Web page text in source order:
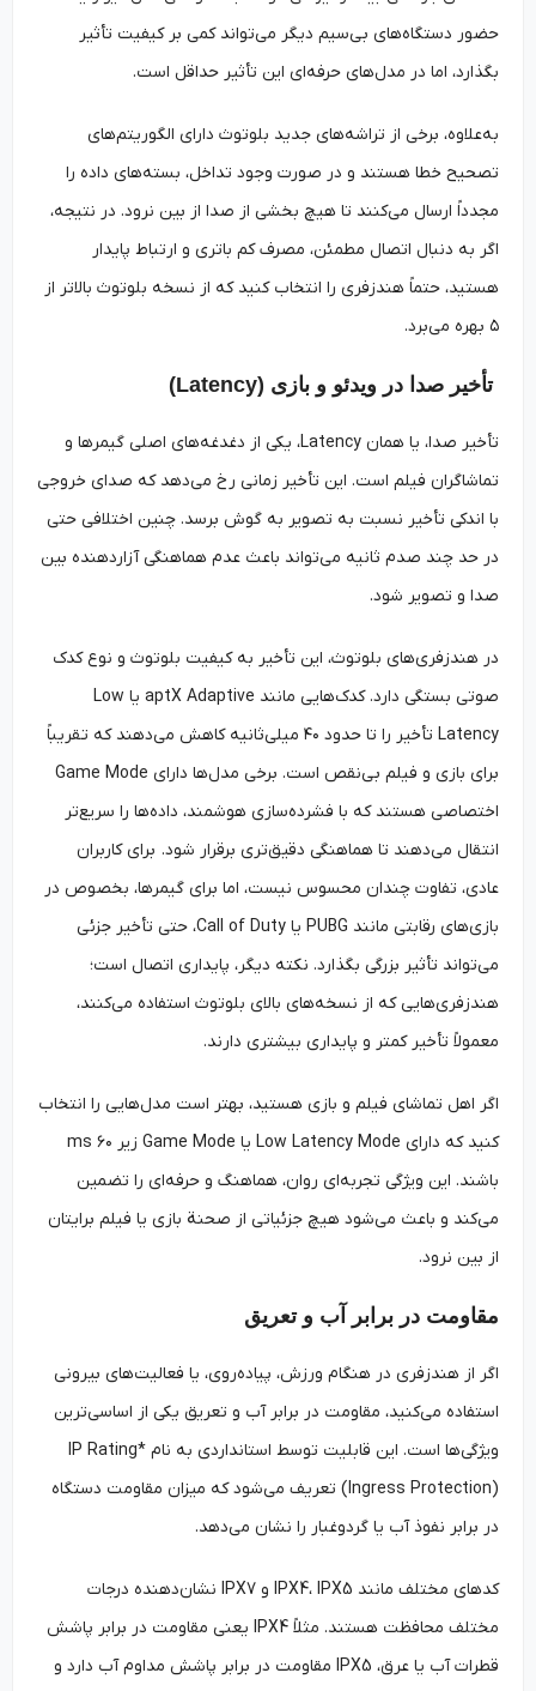
حضور دستگاه‌های بی‌سیم دیگر می‌تواند کمی بر کیفیت تأثیر
بگذارد، اما در مدل‌های حرفه‌ای این تأثیر حداقل است.
به‌علاوه، برخی از تراشه‌های جدید بلوتوث دارای الگوریتم‌های
تصحیح خطا هستند و در صورت وجود تداخل، بسته‌های داده را
مجدداً ارسال می‌کنند تا هیچ بخشی از صدا از بین نرود. در نتیجه،
اگر به دنبال اتصال مطمئن، مصرف کم باتری و ارتباط پایدار
هستید، حتماً هندزفری‌ را انتخاب کنید که از نسخه‌ بلوتوث بالاتر از
تأخیر صدا در ویدئو و بازی (Latency)
تأخیر صدا، یا همان Latency، یکی از دغدغه‌های اصلی گیمرها و
تماشاگران فیلم است. این تأخیر زمانی رخ می‌دهد که صدای خروجی
با اندکی تأخیر نسبت به تصویر به گوش برسد. چنین اختلافی حتی
در حد چند صدم ثانیه می‌تواند باعث عدم هماهنگی آزاردهنده بین
صدا و تصویر شود.
در هندزفری‌های بلوتوث، این تأخیر به کیفیت بلوتوث و نوع کدک
صوتی بستگی دارد. کدک‌هایی مانند aptX Adaptive یا Low
Latency تأخیر را تا حدود ۴۰ میلی‌ثانیه کاهش می‌دهند که تقریباً
برای بازی و فیلم بی‌نقص است. برخی مدل‌ها دارای Game Mode
اختصاصی هستند که با فشرده‌سازی هوشمند، داده‌ها را سریع‌تر
انتقال می‌دهند تا هماهنگی دقیق‌تری برقرار شود. برای کاربران
عادی، تفاوت چندان محسوس نیست، اما برای گیمرها، بخصوص در
بازی‌های رقابتی مانند PUBG یا Call of Duty، حتی تأخیر جزئی
می‌تواند تأثیر بزرگی بگذارد. نکته‌ دیگر، پایداری اتصال است؛
هندزفری‌هایی که از نسخه‌های بالای بلوتوث استفاده می‌کنند،
معمولاً تأخیر کمتر و پایداری بیشتری دارند.
اگر اهل تماشای فیلم و بازی هستید، بهتر است مدل‌هایی را انتخاب
کنید که دارای Low Latency Mode یا Game Mode زیر ۶۰ ms
باشند. این ویژگی تجربه‌ای روان، هماهنگ و حرفه‌ای را تضمین
می‌کند و باعث می‌شود هیچ جزئیاتی از صحنة بازی یا فیلم برایتان
از بین نرود.
مقاومت در برابر آب و تعریق
اگر از هندزفری در هنگام ورزش، پیاده‌روی، یا فعالیت‌های بیرونی
استفاده می‌کنید، مقاومت در برابر آب و تعریق یکی از اساسی‌ترین
ویژگی‌ها است. این قابلیت توسط استانداردی به نام IP Rating*
(Ingress Protection) تعریف می‌شود که میزان مقاومت دستگاه
در برابر نفوذ آب یا گردوغبار را نشان می‌دهد.
کدهای مختلف مانند IPX4، IPX5 و IPX7 نشان‌دهنده‌ درجات
مختلف محافظت هستند. مثلاً IPX4 یعنی مقاومت در برابر پاشش
قطرات آب یا عرق، IPX5 مقاومت در برابر پاشش مداوم آب دارد و